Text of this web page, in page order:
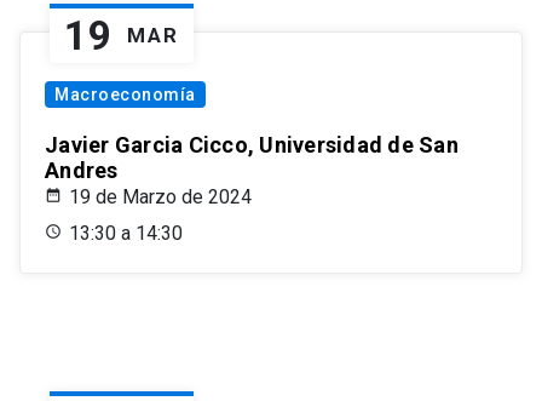
19 MAR
Macroeconomía
Javier Garcia Cicco, Universidad de San
Andres
19 de Marzo de 2024
13:30 a 14:30